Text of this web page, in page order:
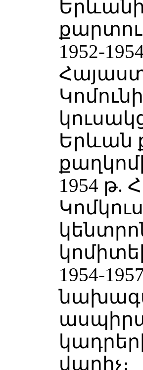
1952-
Երևան
1954
1954-
վարիչ։